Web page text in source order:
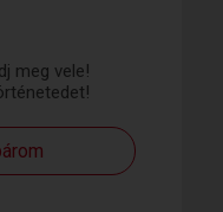
meg vele!